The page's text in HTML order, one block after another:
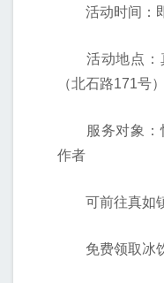
活动时间：即
活动地点：
（北石路171号）
服务对象：
作者
可前往真如镇
免费领取冰